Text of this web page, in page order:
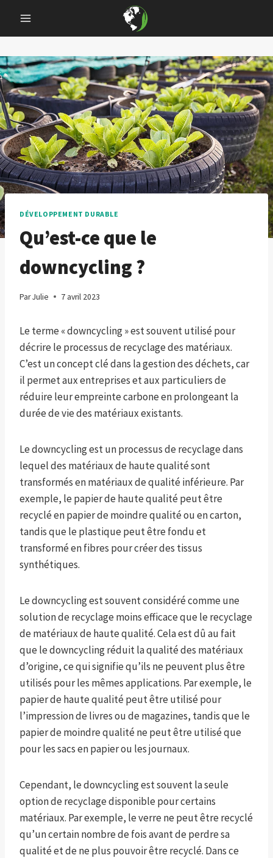
content
DÉVELOPPEMENT DURABLE
Qu’est-ce que le
downcycling ?
ParJulie 7 avril 2023
Le terme « downcycling » est souvent utilisé pour
décrire le processus de recyclage des matériaux.
C’est un concept clé dans la gestion des déchets, car
il permet aux entreprises et aux particuliers de
réduire leur empreinte carbone en prolongeant la
durée de vie des matériaux existants.
Le downcycling est un processus de recyclage dans
lequel des matériaux de haute qualité sont
transformés en matériaux de qualité inférieure. Par
exemple, le papier de haute qualité peut être
recyclé en papier de moindre qualité ou en carton,
tandis que le plastique peut être fondu et
transformé en fibres pour créer des tissus
synthétiques.
Le downcycling est souvent considéré comme une
solution de recyclage moins efficace que le recyclage
de matériaux de haute qualité. Cela est dû au fait
que le downcycling réduit la qualité des matériaux
d’origine, ce qui signifie qu’ils ne peuvent plus être
utilisés pour les mêmes applications. Par exemple, le
papier de haute qualité peut être utilisé pour
l’impression de livres ou de magazines, tandis que le
papier de moindre qualité ne peut être utilisé que
pour les sacs en papier ou les journaux.
Cependant, le downcycling est souvent la seule
option de recyclage disponible pour certains
matériaux. Par exemple, le verre ne peut être recyclé
qu’un certain nombre de fois avant de perdre sa
qualité et de ne plus pouvoir être recyclé. Dans ce